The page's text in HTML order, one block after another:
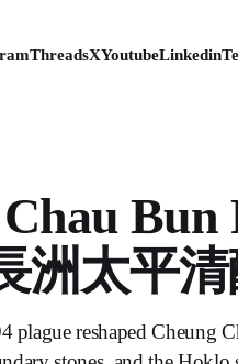
ThreadsXYoutubeLinkedin
Bun
洲太平
plague reshaped Cheung